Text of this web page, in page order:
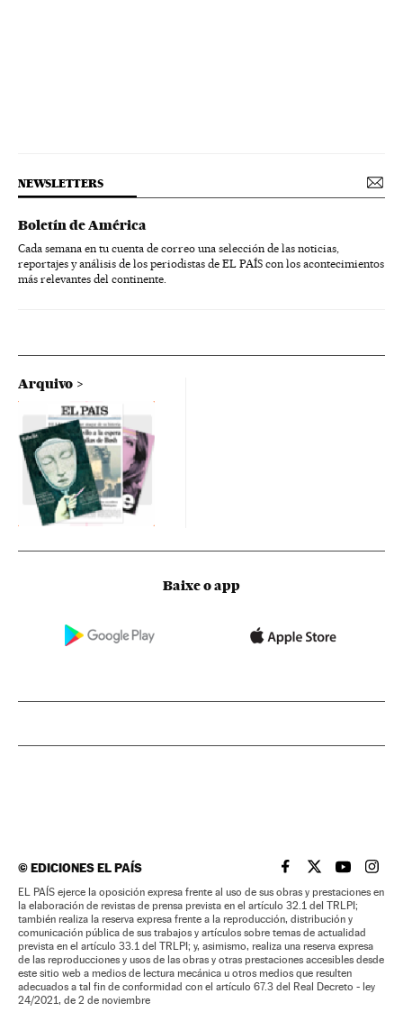
NEWSLETTERS
Boletín de América
Cada semana en tu cuenta de correo una selección de las noticias,
reportajes y análisis de los periodistas de EL PAÍS con los acontecimientos
más relevantes del continente.
Arquivo
Baixe o app
©EDICIONES EL PAÍS EL PAÍS BRASIL EN
EL PAÍSEL PAÍS
EL
EL PAÍS ejerce la oposición expresa frente al uso de sus obras y prestaciones en
la elaboración de revistas de prensa prevista en el artículo 32.1 del TRLPI;
también realiza la reserva expresa frente a la reproducción, distribución y
comunicación pública de sus trabajos y artículos sobre temas de actualidad
prevista en el artículo 33.1 del TRLPI; y, asimismo, realiza una reserva expresa
de las reproducciones y usos de las obras y otras prestaciones accesibles desde
este sitio web a medios de lectura mecánica u otros medios que resulten
adecuados a tal fin de conformidad con el artículo 67.3 del Real Decreto - ley
24/2021, de 2 de noviembre